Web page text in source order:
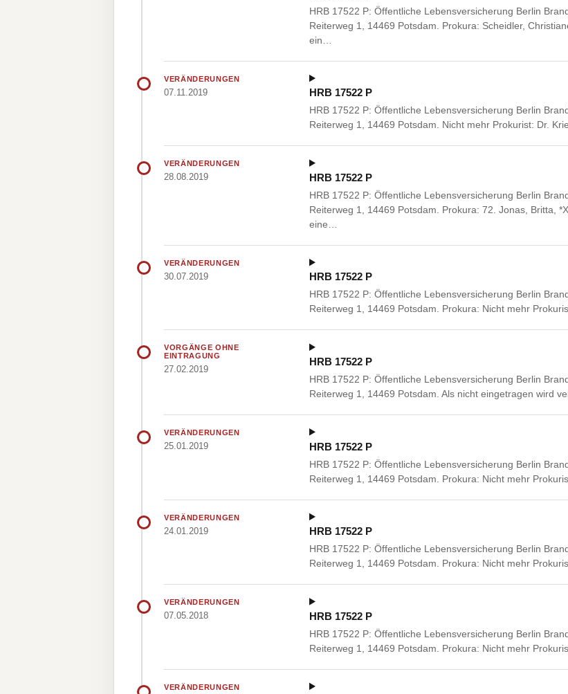
HRB 17522 P: Öffentliche Lebensversicherung Berlin
Reiterweg 1, 14469 Potsdam. Prokura: Scheidler,
ein…
VERÄNDERUNGEN
07.11.2019 HRB 17522 P
HRB 17522 P: Öffentliche Lebensversicherung Berlin
Reiterweg 1, 14469 Potsdam. Nicht mehr Prokurist: Dr.
VERÄNDERUNGEN
28.08.2019 HRB 17522 P
HRB 17522 P: Öffentliche Lebensversicherung Berlin
Reiterweg 1, 14469 Potsdam. Prokura: 72. Jonas, Britta,
eine…
VERÄNDERUNGEN
30.07.2019 HRB 17522 P
HRB 17522 P: Öffentliche Lebensversicherung Berlin
Reiterweg 1, 14469 Potsdam. Prokura: Nicht mehr
VORGÄNGE OHNE
EINTRAGUNG
27.02.2019
HRB 17522 P
HRB 17522 P: Öffentliche Lebensversicherung Berlin
Reiterweg 1, 14469 Potsdam. Als nicht eingetragen wird
VERÄNDERUNGEN
25.01.2019 HRB 17522 P
HRB 17522 P: Öffentliche Lebensversicherung Berlin
Reiterweg 1, 14469 Potsdam. Prokura: Nicht mehr
VERÄNDERUNGEN
24.01.2019 HRB 17522 P
HRB 17522 P: Öffentliche Lebensversicherung Berlin
Reiterweg 1, 14469 Potsdam. Prokura: Nicht mehr
VERÄNDERUNGEN
07.05.2018 HRB 17522 P
HRB 17522 P: Öffentliche Lebensversicherung Berlin
Reiterweg 1, 14469 Potsdam. Prokura: Nicht mehr
VERÄNDERUNGEN